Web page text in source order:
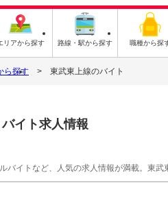
リアから探す 路線・駅から探す 職種から探
ら探す 東武東上線のバイト
イト求人情報
バイトなど、人気の求人情報が満載。東武